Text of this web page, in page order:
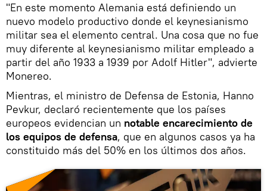
"En este momento Alemania está definiendo un
nuevo modelo productivo donde el keynesianismo
militar sea el elemento central. Una cosa que no fue
muy diferente al keynesianismo militar empleado a
partir del año 1933 a 1939 por Adolf Hitler", advierte
Monereo.
Mientras, el ministro de Defensa de Estonia, Hanno
Pevkur, declaró recientemente que los países
europeos evidencian un notable encarecimiento de
los equipos de defensa, que en algunos casos ya ha
constituido más del 50% en los últimos dos años.